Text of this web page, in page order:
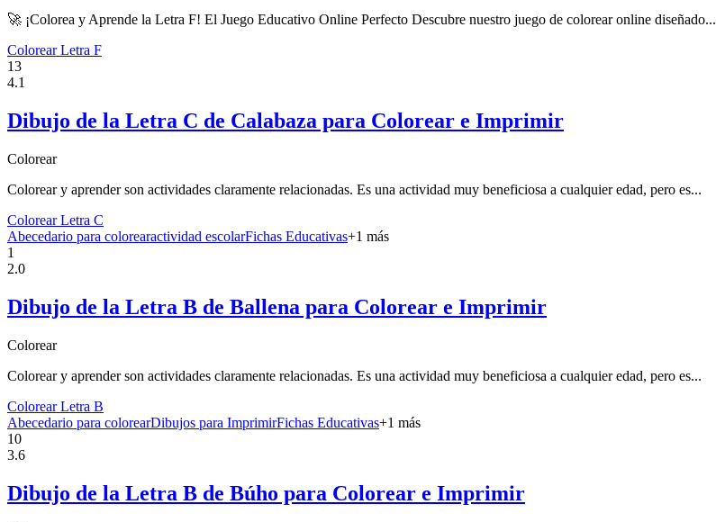
🚀 ¡Colorea y Aprende la Letra F! El Juego Educativo Online Perfecto Descubre nuestro juego de colorear online diseñado...
Colorear Letra F
13
4.1
Dibujo de la Letra C de Calabaza para Colorear e Imprimir
Colorear
Colorear y aprender son actividades claramente relacionadas. Es una actividad muy beneficiosa a cualquier edad, pero es...
Colorear Letra C
Abecedario para colorearactividad escolarFichas Educativas+1 más
1
2.0
Dibujo de la Letra B de Ballena para Colorear e Imprimir
Colorear
Colorear y aprender son actividades claramente relacionadas. Es una actividad muy beneficiosa a cualquier edad, pero es...
Colorear Letra B
Abecedario para colorearDibujos para ImprimirFichas Educativas+1 más
10
3.6
Dibujo de la Letra B de Búho para Colorear e Imprimir